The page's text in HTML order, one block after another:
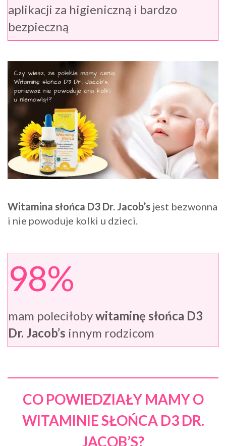
aplikacji za higieniczną i bardzo
bezpieczną
Witamina słońca D3 Dr. Jacob’s jest bezwonna
i nie powoduje kolki u dzieci.
98%
mam poleciłobywitaminę słońca D3
Dr. Jacob’s innym rodzicom
CO POWIEDZIAŁY MAMY O
WITAMINIE SŁOŃCA D3 DR.
JACOB’S?